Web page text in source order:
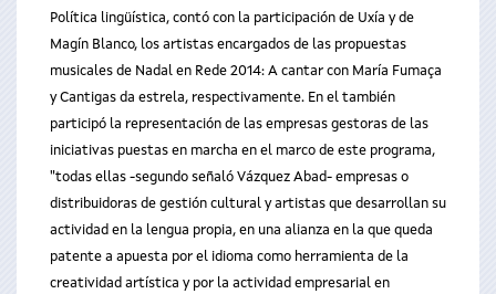
Política lingüística, contó con la participación de Uxía y de
Magín Blanco, los artistas encargados de las propuestas
musicales de Nadal en Rede 2014: A cantar con María Fumaça
y Cantigas da estrela, respectivamente. En el también
participó la representación de las empresas gestoras de las
iniciativas puestas en marcha en el marco de este programa,
"todas ellas -segundo señaló Vázquez Abad- empresas o
distribuidoras de gestión cultural y artistas que desarrollan su
actividad en la lengua propia, en una alianza en la que queda
patente a apuesta por el idioma como herramienta de la
creatividad artística y por la actividad empresarial en